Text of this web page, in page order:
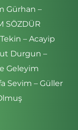
Gürhan –
SÖZDÜR
– Acayip
Durgun –
Geleyim
Sevim – Güller